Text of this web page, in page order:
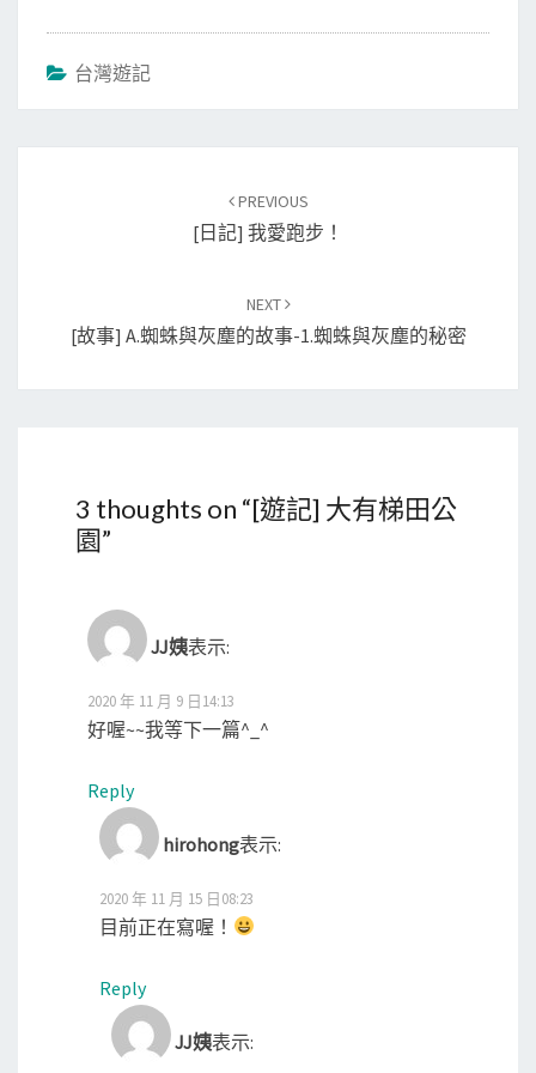
台灣遊記
PREVIOUS
[日記] 我愛跑步！
NEXT
[故事] A.蜘蛛與灰塵的故事-1.蜘蛛與灰塵的秘密
3 thoughts on “[遊記] 大有梯田公
園”
JJ姨表示:
2020 年 11 月 9 日14:13
好喔~~我等下一篇^_^
Reply
hirohong表示:
2020 年 11 月 15 日08:23
目前正在寫喔！
Reply
JJ姨表示: